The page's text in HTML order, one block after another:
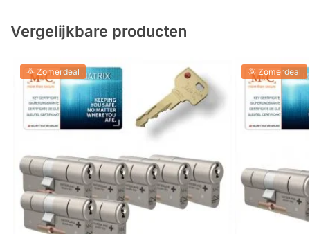
Vergelijkbare producten
🌞 Zomerdeal 🌞 Zomerdeal